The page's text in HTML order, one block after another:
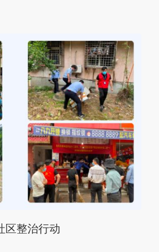
区整治行动